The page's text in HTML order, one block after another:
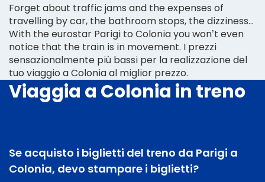
Forget about traffic jams and the expenses of
travelling by car, the bathroom stops, the dizziness...
With the eurostar Parigi to Colonia you won’t even
notice that the train is in movement. I prezzi
sensazionalmente più bassi per la realizzazione del
tuo viaggio a Colonia al miglior prezzo.
Viaggia a Colonia in treno
Se acquisto i biglietti del treno da Parigi a
Colonia, devo stampare i biglietti?